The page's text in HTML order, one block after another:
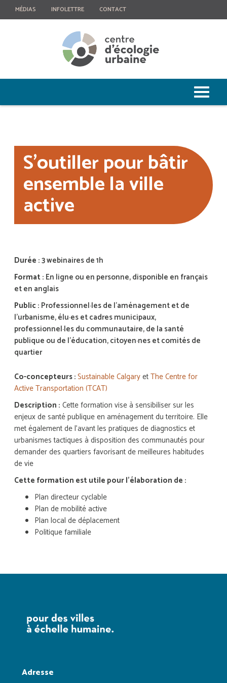
MÉDIAS INFOLETTRE CONTACT
S’outiller pour bâtir
ensemble la ville
active
Durée :3 webinaires de 1h
Format : En ligne ou en personne, disponible en français
et en anglais
Public : Professionnel·les de l’aménagement et de
l’urbanisme, élu·es et cadres municipaux,
professionnel·les du communautaire, de la santé
publique ou de l’éducation, citoyen·nes et comités de
quartier
Co-concepteurs :Sustainable CalgaryetThe Centre for
Active Transportation (TCAT)
Description : Cette formation vise à sensibiliser sur les
enjeux de santé publique en aménagement du territoire. Elle
met également de l’avant les pratiques de diagnostics et
urbanismes tactiques à disposition des communautés pour
demander des quartiers favorisant de meilleures habitudes
de vie
Cette formation est utile pour l'élaboration de :
Plan directeur cyclable
Plan de mobilité active
Plan local de déplacement
Politique familiale
Adresse